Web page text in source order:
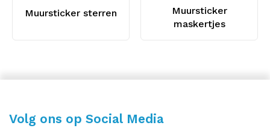
Muursticker sterren
Muursticker
maskertjes
Volg ons op Social Media